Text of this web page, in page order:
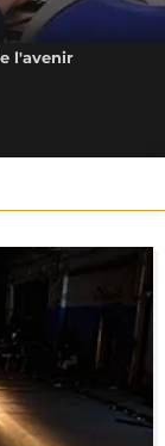
l'avenir